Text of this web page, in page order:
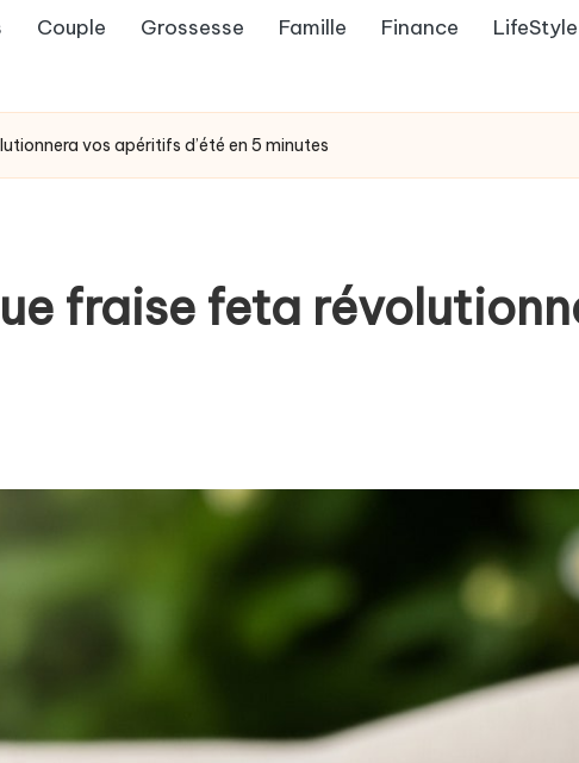
Couple Grossesse Famille Finance LifeStyle
vos apéritifs d’été en 5 minutes
fraise feta